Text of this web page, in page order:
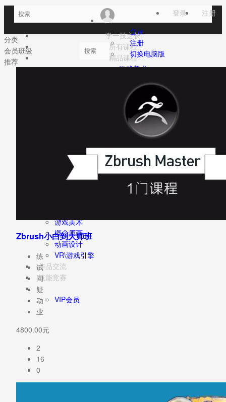
学一技之长
所有课程
精品课程
游戏美术
动画设计
VR\游戏引擎
作品交流
技能竞赛
VIP会员
游戏美术
概念原画
动画设计
VR\游戏引擎
作品交流
技能竞赛
VIP会员
登录
注册
切换电脑版
登录 注册
分类
会员班级
推荐
Zbrush小白到大师班
练
试
问
疑
动
业
4800.00元
2
16
0